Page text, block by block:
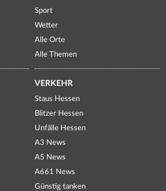
Sport
Wetter
Alle Orte
Alle Themen
VERKEHR
Staus Hessen
Blitzer Hessen
Unfälle Hessen
A3 News
A5 News
A661 News
Günstig tanken